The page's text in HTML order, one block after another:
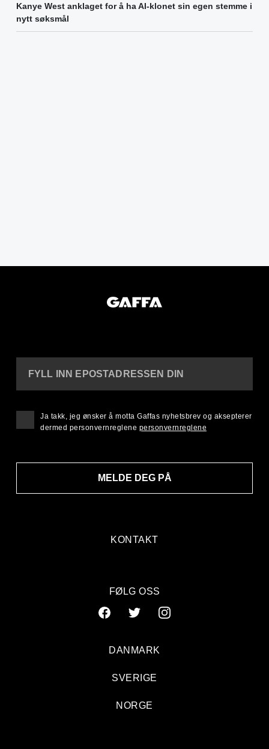
Kanye West anklaget for å ha AI-klonet sin egen stemme i
nytt søksmål
KONTAKT
FYLL INN EPOSTADRESSEN DIN
MELDE DEG PÅ
Ja takk, jeg ønsker å motta Gaffas nyhetsbrev og aksepterer
dermed personvernreglene personvernreglene
FØLG OSS
DANMARK
SVERIGE
NORGE